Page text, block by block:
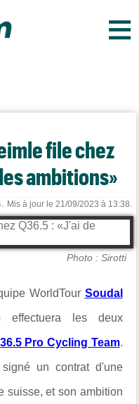
≡
file chez
ambitions»
Mis à jour le 21/09/2023 à 13:38.
Photo : Sirotti
WorldTour Soudal
effectuera les deux
Pro Cycling Team.
un contrat d'une
suisse, et son ambition